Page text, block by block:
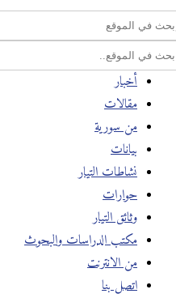
أخبار
مقالات
من سورية
بيانات
نشاطات التيار
حوارات
وثائق التيار
مكتب الدراسات والبحوث
من الانترنت
اتصل بنا